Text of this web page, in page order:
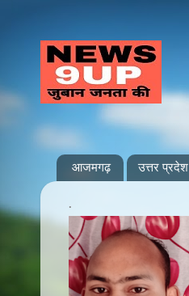
आजमगढ़ उत्तर प्रदेश
.